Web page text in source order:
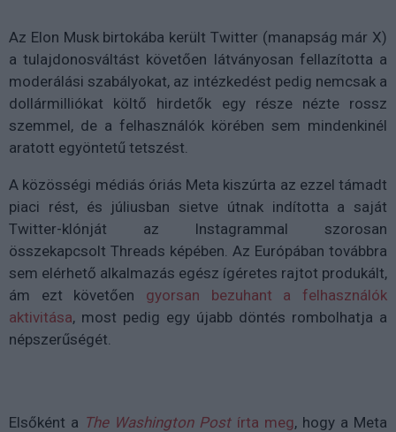
Az Elon Musk birtokába került Twitter (manapság már X)
a tulajdonosváltást követően látványosan fellazította a
moderálási szabályokat, az intézkedést pedig nemcsak a
dollármilliókat költő hirdetők egy része nézte rossz
szemmel, de a felhasználók körében sem mindenkinél
aratott egyöntetű tetszést.
A közösségi médiás óriás Meta kiszúrta az ezzel támadt
piaci rést, és júliusban sietve útnak indította a saját
Twitter-klónját az Instagrammal szorosan
összekapcsolt Threads képében. Az Európában továbbra
sem elérhető alkalmazás egész ígéretes rajtot produkált,
ám ezt követően gyorsan bezuhant a felhasználók
aktivitása, most pedig egy újabb döntés rombolhatja a
népszerűségét.
Elsőként a The Washington Postírta meg, hogy a Meta